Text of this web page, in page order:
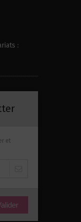
:
et